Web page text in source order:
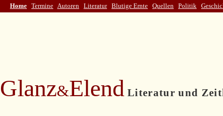
Home Termine Autoren Literatur Blutige Ernte Quellen Politik
Glanz&Elend Literatur und